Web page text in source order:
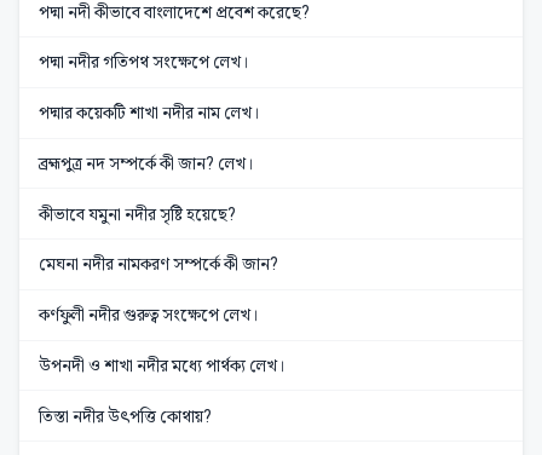
পদ্মা নদী কীভাবে বাংলাদেশে প্রবেশ করেছে?
পদ্মা নদীর গতিপথ সংক্ষেপে লেখ।
পদ্মার কয়েকটি শাখা নদীর নাম লেখ।
ব্রহ্মপুত্র নদ সম্পর্কে কী জান? লেখ।
কীভাবে যমুনা নদীর সৃষ্টি হয়েছে?
মেঘনা নদীর নামকরণ সম্পর্কে কী জান?
কর্ণফুলী নদীর গুরুত্ব সংক্ষেপে লেখ।
উপনদী ও শাখা নদীর মধ্যে পার্থক্য লেখ।
তিস্তা নদীর উৎপত্তি কোথায়?